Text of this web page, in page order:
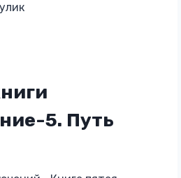
5. Путь